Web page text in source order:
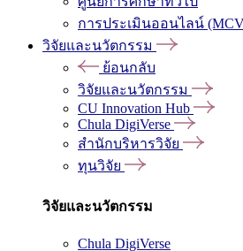
การประเมินออนไลน์
วิจัยและนวัตกรรม
ย้อนกลับ
วิจัยและนวัตกรรม
CU Innovation Hub
Chula DigiVerse
สำนักบริหารวิจัย
ทุนวิจัย
วิจัยและนวัตกรรม
Chula DigiVerse